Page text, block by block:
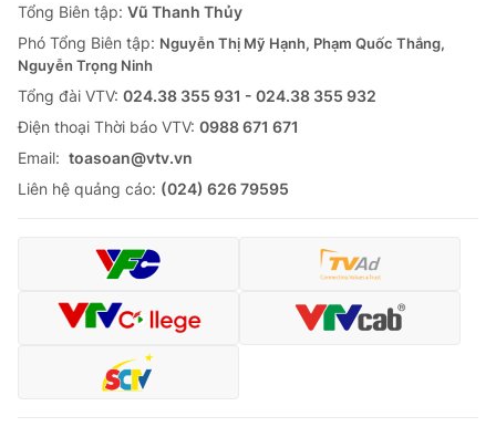
Tổng Biên tập: Vũ Thanh Thủy
Phó Tổng Biên tập: Nguyễn Thị Mỹ Hạnh, Phạm Quốc Thắng,
Nguyễn Trọng Ninh
Tổng đài VTV: 024.38 355 931 - 024.38 355 932
Ðiện thoại Thời báo VTV: 0988 671 671
Email: toasoan@vtv.vn
Liên hệ quảng cáo: (024) 626 79595